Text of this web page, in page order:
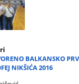
BALKANSKO
NIKŠIĆA 2016